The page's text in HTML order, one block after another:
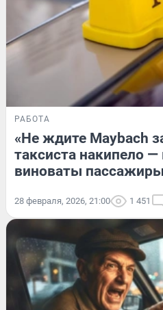
РАБОТА
«Не ждите Maybach
таксиста накипело
виноваты пассажиры
28 февраля, 2026, 21:00 1 451